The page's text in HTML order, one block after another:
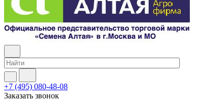
+7 (495) 080-48-08
Заказать звонок